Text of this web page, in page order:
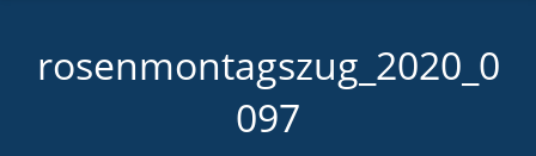
rosenmontagszug_2020_0
097